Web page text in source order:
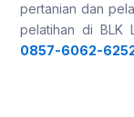
pertanian dan
pelatihan di BLK
0857-6062-